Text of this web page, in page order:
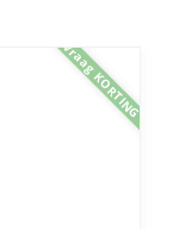
Vraag KORTING